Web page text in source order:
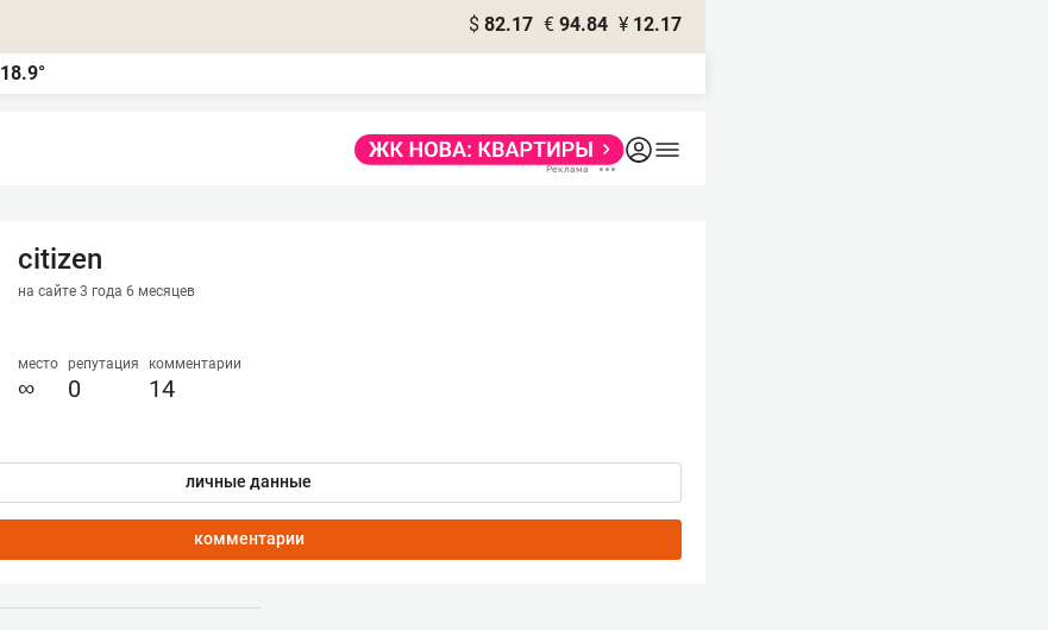
$ 82.17 € 94.84 ¥ 12.17
18.9°
сitizen
на сайте 3 года 6 месяцев
место
∞
репутация
0
комментарии
14
личные данные
комментарии